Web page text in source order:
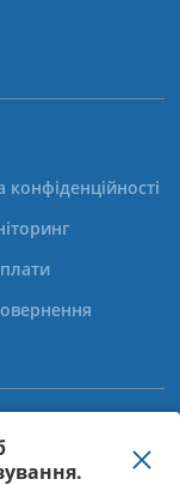
конфіденційності